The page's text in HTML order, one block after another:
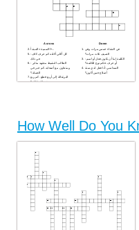
Across
الاسمية =المبتدأ+...
:كل أكلي أكلته كم حرف كاف
في ذلك
: الطالب النشيط مجتهد مثابر
ومتعاون مع أصحابه.كم خبر في
الجملة؟
البرتقالة إلى أربع قطع .كم ربع
في البرتقاله؟
Down
في الشتاء خمس مرات وفي
الصيف ثلاث مرات؟
: الكلمة إما أن تكون فعل أو اسم
أو حرف .فكم نوع للكلمة؟
السداسي :أنا فعل لدي ستة
أضلاع فمن أكون؟
How Well Do You